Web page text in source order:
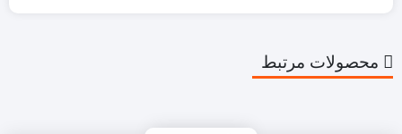
محصولات مرتبط